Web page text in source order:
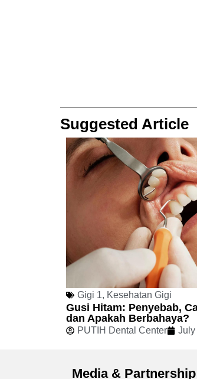
Suggested Article
Gigi 1, Kesehatan Gigi
Gusi Hitam: Penyebab,
dan Apakah Berbahaya?
PUTIH Dental Center July
Media & Partnership